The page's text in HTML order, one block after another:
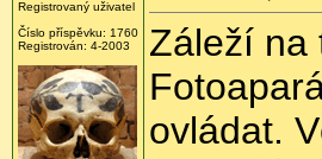
Registrovaný uživatel
Číslo příspěvku: 1760
Registrován: 4-2003
Záleží na
ovládat.